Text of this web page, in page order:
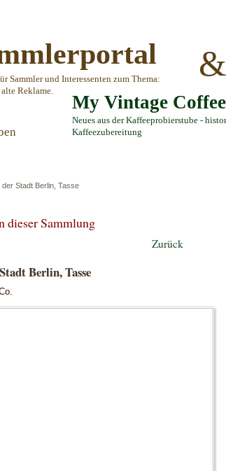
Sammler und Interessenten zum Thema:
Reklame.
&
My Vintage
Neues aus der Kaffeeprobierstube -
Kaffeezubereitung
der Stadt Berlin, Tasse
dieser Sammlung
Zurück
Berlin, Tasse